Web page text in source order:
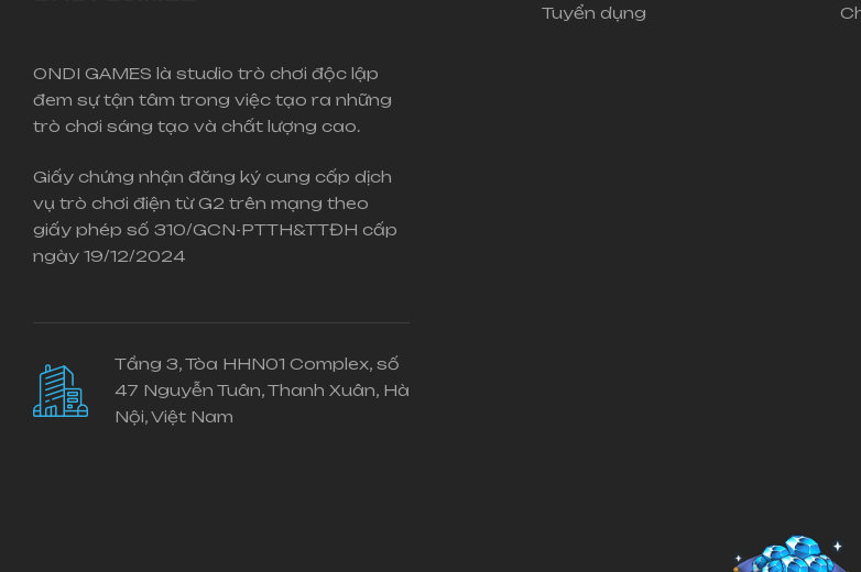
ONDI GAMES là studio trò chơi độc lập
đem sự tận tâm trong việc tạo ra những
trò chơi sáng tạo và chất lượng cao.
Giấy chứng nhận đăng ký cung cấp dịch
vụ trò chơi điện từ G2 trên mạng theo
giấy phép số 310/GCN-PTTH&TTĐH cấp
ngày 19/12/2024
Tầng 3, Tòa HHN01 Complex, số
47 Nguyễn Tuân, Thanh Xuân, Hà
Nội, Việt Nam
Tuyển dụng